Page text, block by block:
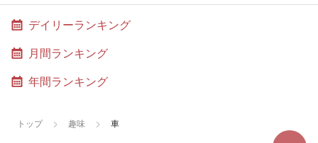
デイリーランキング
月間ランキング
年間ランキング
トップ 趣味 車